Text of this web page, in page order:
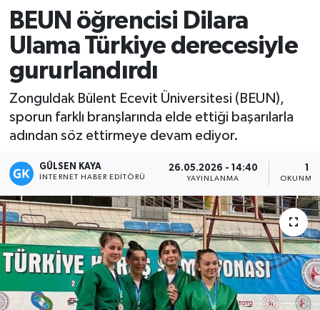
BEUN öğrencisi Dilara
Ulama Türkiye derecesiyle
gururlandırdı
Zonguldak Bülent Ecevit Üniversitesi (BEUN),
sporun farklı branşlarında elde ettiği başarılarla
adından söz ettirmeye devam ediyor.
GÜLSEN KAYA
İNTERNET HABER EDITÖRÜ
26.05.2026 - 14:40
YAYINLANMA OKUNMA
Güncel
Haberde insan
Kültür - Sanat
Mersin Tarihi
Özel Haber
Politika
Haber Arşivi